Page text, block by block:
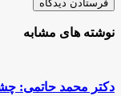
نوشته های مشابه
دکتر محمد حاتمی: